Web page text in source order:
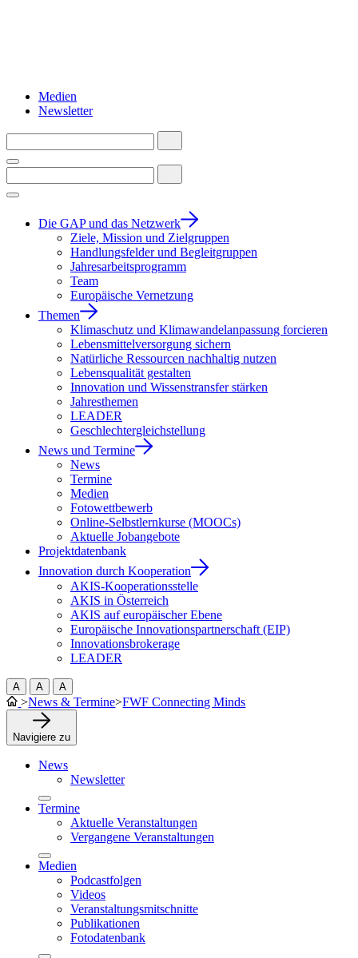
Medien
Newsletter
Die GAP und das Netzwerk
Ziele, Mission und Zielgruppen
Handlungsfelder und Begleitgruppen
Jahresarbeitsprogramm
Team
Europäische Vernetzung
Themen
Klimaschutz und Klimawandelanpassung forcieren
Lebensmittelversorgung sichern
Natürliche Ressourcen nachhaltig nutzen
Lebensqualität gestalten
Innovation und Wissenstransfer stärken
Jahresthemen
LEADER
Geschlechtergleichstellung
News und Termine
News
Termine
Medien
Fotowettbewerb
Online-Selbstlernkurse (MOOCs)
Aktuelle Jobangebote
Projektdatenbank
Innovation durch Kooperation
AKIS-Kooperationsstelle
AKIS in Österreich
AKIS auf europäischer Ebene
Europäische Innovationspartnerschaft (EIP)
Innovationsbrokerage
LEADER
A A A
>News & Termine>FWF Connecting Minds
Navigiere zu
News
Newsletter
Termine
Aktuelle Veranstaltungen
Vergangene Veranstaltungen
Medien
Podcastfolgen
Videos
Veranstaltungsmitschnitte
Publikationen
Fotodatenbank